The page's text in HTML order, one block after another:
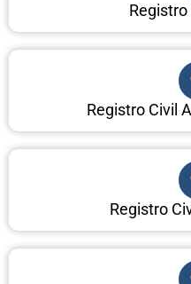
Registro Civil
Registro